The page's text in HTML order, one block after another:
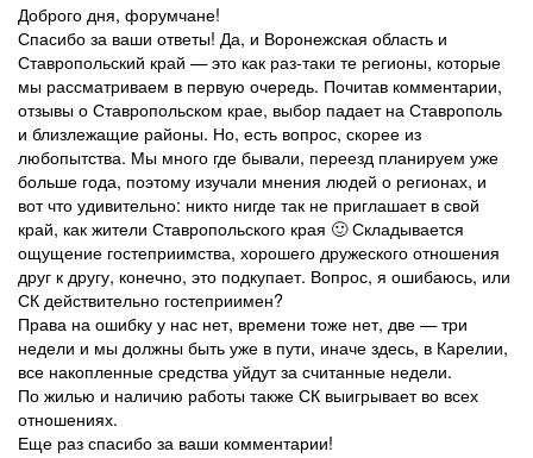
Доброго дня, форумчане!
Спасибо за ваши ответы! Да, и Воронежская область и
Ставропольский край — это как раз-таки те регионы, которые
мы рассматриваем в первую очередь. Почитав комментарии,
отзывы о Ставропольском крае, выбор падает на Ставрополь
и близлежащие районы. Но, есть вопрос, скорее из
любопытства. Мы много где бывали, переезд планируем уже
больше года, поэтому изучали мнения людей о регионах, и
вот что удивительно: никто нигде так не приглашает в свой
край, как жители Ставропольского края 🙂 Складывается
ощущение гостеприимства, хорошего дружеского отношения
друг к другу, конечно, это подкупает. Вопрос, я ошибаюсь, или
СК действительно гостеприимен?
Права на ошибку у нас нет, времени тоже нет, две — три
недели и мы должны быть уже в пути, иначе здесь, в Карелии,
все накопленные средства уйдут за считанные недели.
По жилью и наличию работы также СК выигрывает во всех
отношениях.
Еще раз спасибо за ваши комментарии!